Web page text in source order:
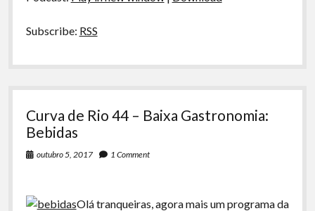
Subscribe: RSS
Curva de Rio 44 – Baixa Gastronomia:
Bebidas
outubro 5, 2017 1 Comment
Olá tranqueiras, agora mais um programa da